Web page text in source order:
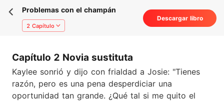
Problemas con el champán
2 Capítulo
Descargar libro
Capítulo 2 Novia sustituta
Kaylee sonrió y dijo con frialdad a Josie: "Tienes
razón, pero es una pena desperdiciar una
oportunidad tan grande. ¿Qué tal si me quito el